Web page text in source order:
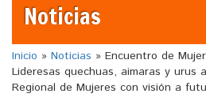
Noticias
Inicio » Noticias » Encuentro de
Lideresas quechuas, aimaras y urus
Regional de Mujeres con visión a